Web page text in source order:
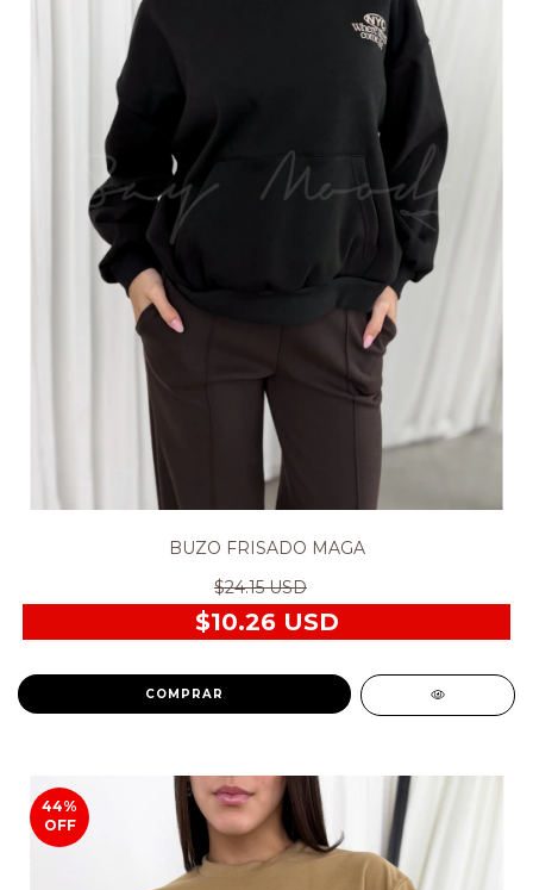
BUZO FRISADO MAGA
$24.15 USD
$10.26 USD
COMPRAR
44%
OFF